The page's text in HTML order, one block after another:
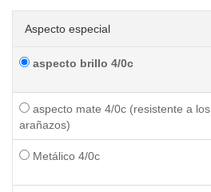
Aspecto especial
aspecto brillo 4/0c
aspecto mate 4/0c (resistente a los
arañazos)
Metálico 4/0c